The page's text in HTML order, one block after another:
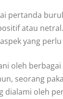
pertanda
atau
yang
oleh
seorang
dialami oleh